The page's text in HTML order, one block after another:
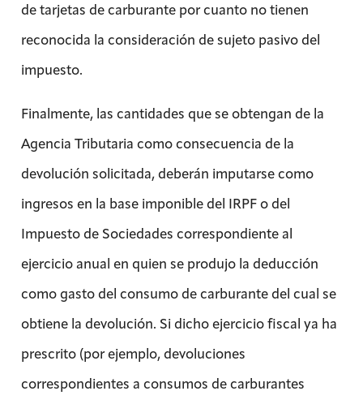
de tarjetas de carburante por cuanto no tienen
reconocida la consideración de sujeto pasivo del
impuesto.
Finalmente, las cantidades que se obtengan de la
Agencia Tributaria como consecuencia de la
devolución solicitada, deberán imputarse como
ingresos en la base imponible del IRPF o del
Impuesto de Sociedades correspondiente al
ejercicio anual en quien se produjo la deducción
como gasto del consumo de carburante del cual se
obtiene la devolución. Si dicho ejercicio fiscal ya ha
prescrito (por ejemplo, devoluciones
correspondientes a consumos de carburantes